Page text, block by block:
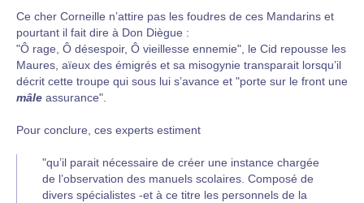
Ce cher Corneille n’attire pas les foudres de ces Mandarins et
pourtant il fait dire à Don Diègue :
"Ô rage, Ô désespoir, Ô vieillesse ennemie", le Cid repousse les
Maures, aïeux des émigrés et sa misogynie transparait lorsqu’il
décrit cette troupe qui sous lui s’avance et "porte sur le front une
mâle assurance".
Pour conclure, ces experts estiment
"qu’il parait nécessaire de créer une instance chargée
de l’observation des manuels scolaires. Composé de
divers spécialistes -et à ce titre les personnels de la